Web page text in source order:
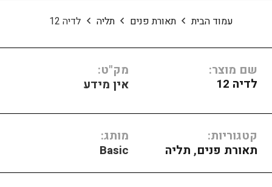
עמוד הבית תאורת פנים תליה לדיה 12
שם מוצר:
לדיה 12
מק"ט:
אין מידע
קטגוריות:
תאורת פנים, תליה
מותג:
Basic